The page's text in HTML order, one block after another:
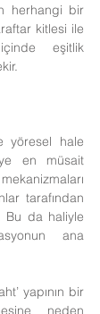
herhangi bir
kitlesi ile
eşitlik
yöresel hale
en müsait
tarafından
Bu da haliyle
ana
yapının bir
neden